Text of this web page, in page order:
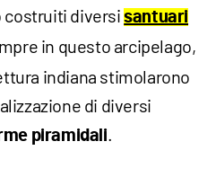
costruiti diversisantuari
in questo arcipelago,
indiana stimolarono
di diversi
piramidali.